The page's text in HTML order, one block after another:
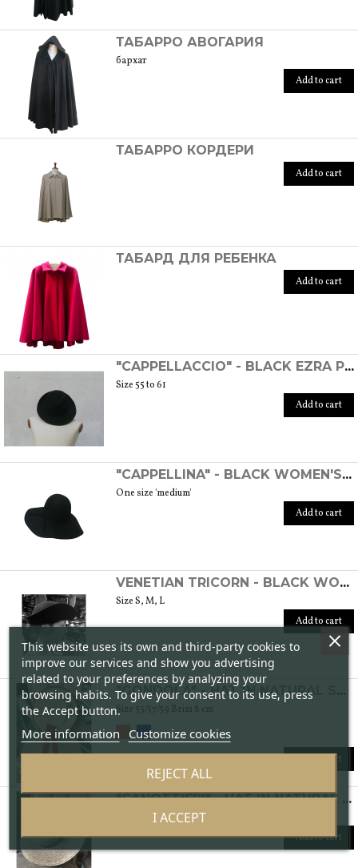
ТАБАРРО АВОГАРИЯ
бархат
Add to cart
ТАБАРРО КОРДЕРИ
Add to cart
ТАБАРД ДЛЯ РЕБЕНКА
Add to cart
"CAPPELLACCIO" - BLACK EZRA POUND HAT
Size 55 to 61
Add to cart
"CAPPELLINA" - BLACK WOMEN'S WOOL FELT HAT
One size 'medium'
Add to cart
VENETIAN TRICORN - BLACK WOMEN'S FELT HAT
Size S, M, L
Add to cart
Size 55/57/59 Brim 8 cm
Add to cart
"CANOTTIERI" - HAT IN NATURAL STRAW
Size: 55/56/57/59 Brim 8 cm
Add to cart
This website uses its own and third-party cookies to
improve our services and show you advertising
related to your preferences by analyzing your
browsing habits. To give your consent to its use, press
the Accept button.
More information Customize cookies
REJECT ALL
I ACCEPT